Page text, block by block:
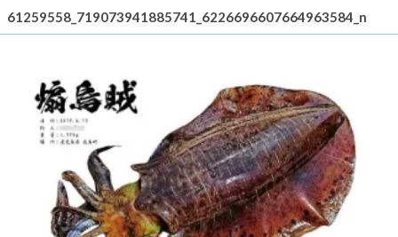
61259558_719073941885741_6226696607664963584_n